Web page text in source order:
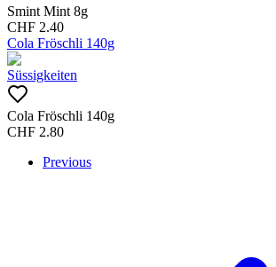
Smint Mint 8g
CHF 2.40
Cola Fröschli 140g
Süssigkeiten
Cola Fröschli 140g
CHF 2.80
Previous